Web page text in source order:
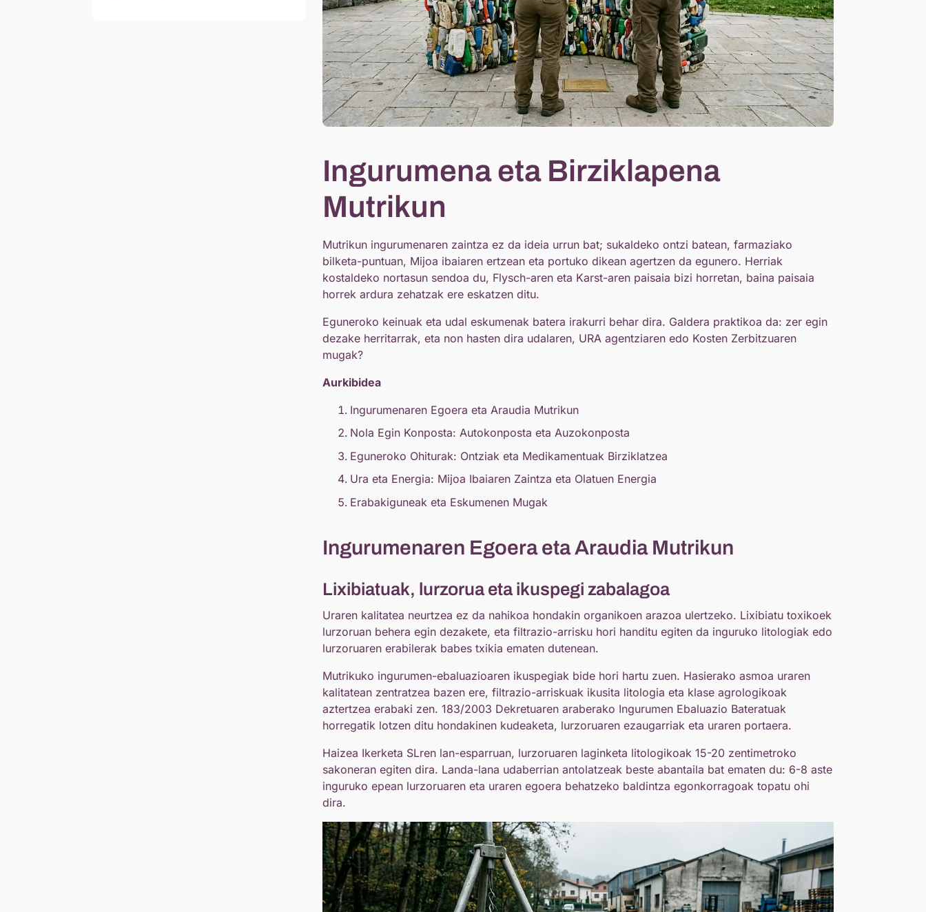
Ingurumena eta Birziklapena
Mutrikun
Mutrikun ingurumenaren zaintza ez da ideia urrun bat; sukaldeko ontzi batean, farmaziako
bilketa-puntuan, Mijoa ibaiaren ertzean eta portuko dikean agertzen da egunero. Herriak
kostaldeko nortasun sendoa du, Flysch-aren eta Karst-aren paisaia bizi horretan, baina paisaia
horrek ardura zehatzak ere eskatzen ditu.
Eguneroko keinuak eta udal eskumenak batera irakurri behar dira. Galdera praktikoa da: zer egin
dezake herritarrak, eta non hasten dira udalaren, URA agentziaren edo Kosten Zerbitzuaren
mugak?
Aurkibidea
Ingurumenaren Egoera eta Araudia Mutrikun
Nola Egin Konposta: Autokonposta eta Auzokonposta
Eguneroko Ohiturak: Ontziak eta Medikamentuak Birziklatzea
Ura eta Energia: Mijoa Ibaiaren Zaintza eta Olatuen Energia
Erabakiguneak eta Eskumenen Mugak
Ingurumenaren Egoera eta Araudia Mutrikun
Lixibiatuak, lurzorua eta ikuspegi zabalagoa
Uraren kalitatea neurtzea ez da nahikoa hondakin organikoen arazoa ulertzeko. Lixibiatu toxikoek
lurzoruan behera egin dezakete, eta filtrazio-arrisku hori handitu egiten da inguruko litologiak edo
lurzoruaren erabilerak babes txikia ematen dutenean.
Mutrikuko ingurumen-ebaluazioaren ikuspegiak bide hori hartu zuen. Hasierako asmoa uraren
kalitatean zentratzea bazen ere, filtrazio-arriskuak ikusita litologia eta klase agrologikoak
aztertzea erabaki zen. 183/2003 Dekretuaren araberako Ingurumen Ebaluazio Bateratuak
horregatik lotzen ditu hondakinen kudeaketa, lurzoruaren ezaugarriak eta uraren portaera.
Haizea Ikerketa SLren lan-esparruan, lurzoruaren laginketa litologikoak 15-20 zentimetroko
sakoneran egiten dira. Landa-lana udaberrian antolatzeak beste abantaila bat ematen du: 6-8 aste
inguruko epean lurzoruaren eta uraren egoera behatzeko baldintza egonkorragoak topatu ohi
dira.